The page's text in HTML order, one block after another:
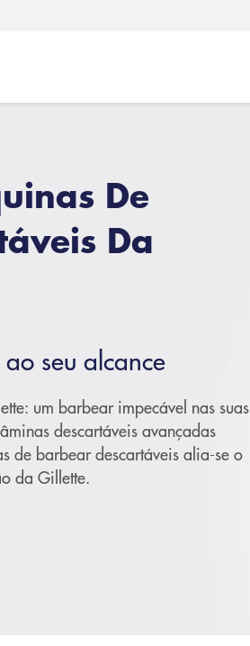
De
Da
seu alcance
um barbear impecável nas suas
descartáveis avançadas
de barbear descartáveis alia-se o
da Gillette.